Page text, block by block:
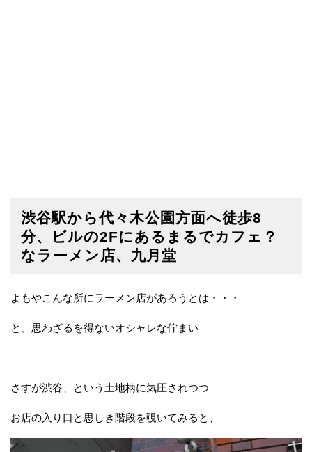
渋谷駅から代々木公園方面へ徒歩8
分、ビルの2Fにあるまるでカフェ？
なラーメン店、九月堂
よもやこんな所にラーメン店があろうとは・・・
と、思わざるを得ないオシャレな佇まい
さすが渋谷、という土地柄に気圧されつつ
お店の入り口と思しき階段を覗いてみると、